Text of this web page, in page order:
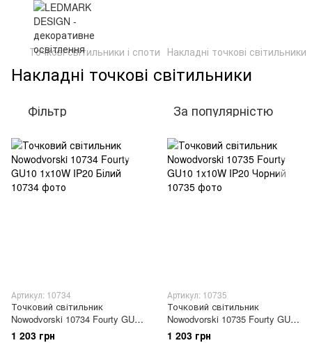
Точкові світильники і споти Накладні точкові світильники
Накладні точкові світильники
Фільтр За популярністю
Артикул: 10734
Точковий світильник
Nowodvorski 10734 Fourty GU10
1x10W IP20 Білий
1 203 грн
Артикул: 10735
Точковий світильник
Nowodvorski 10735 Fourty GU10
1x10W IP20 Чорний
1 203 грн